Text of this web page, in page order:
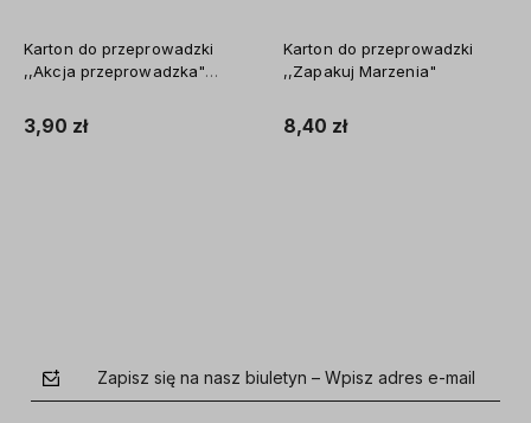
Karton do przeprowadzki
,,Akcja przeprowadzka"
3,90 zł
Karton do przeprowadzki
,,Zapakuj Marzenia"
8,40 zł
Zapisz się na nasz biuletyn – Wpisz adres e-mail